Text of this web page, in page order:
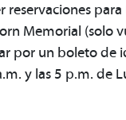
Memorial (solo
por un boleto de
y las 5 p.m. de